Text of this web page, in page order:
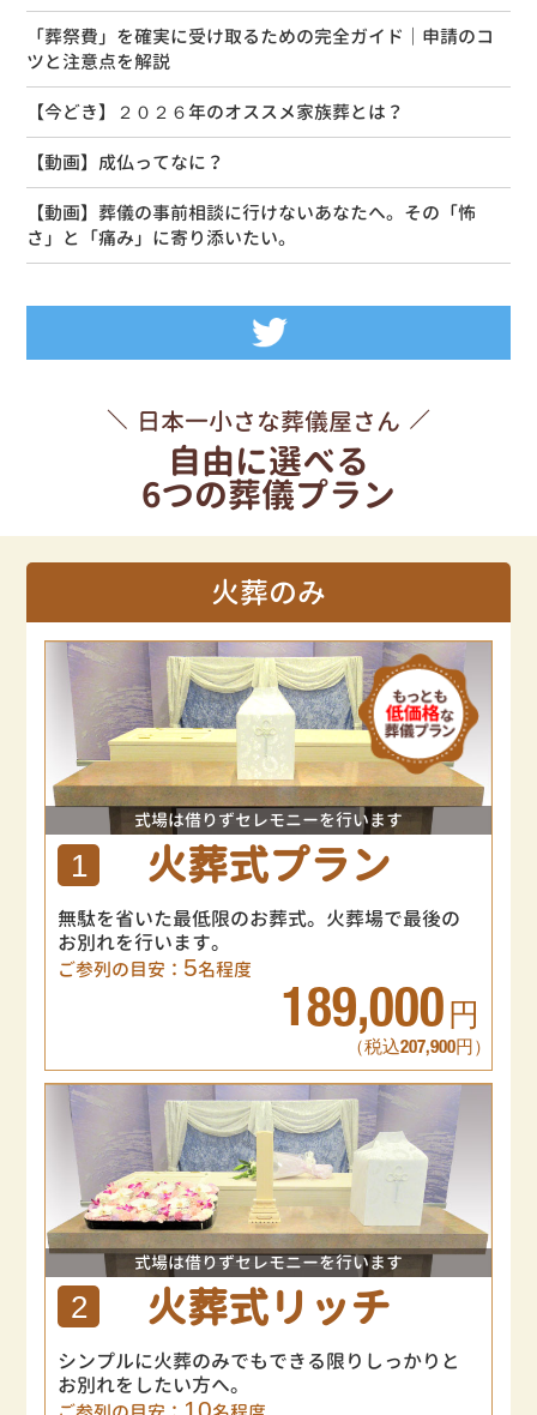
「葬祭費」を確実に受け取るための完全ガイド｜申請のコ
ツと注意点を解説
【今どき】２０２６年のオススメ家族葬とは？
【動画】成仏ってなに？
【動画】葬儀の事前相談に行けないあなたへ。その「怖
さ」と「痛み」に寄り添いたい。
日本一小さな葬儀屋さん
自由に選べる
6つの葬儀プラン
火葬のみ
式場は借りずセレモニーを行います
1 火葬式プラン
無駄を省いた最低限のお葬式。火葬場で最後の
お別れを行います。
ご参列の目安： 5名程度
189,000 円
（税込207,900円）
式場は借りずセレモニーを行います
2 火葬式リッチ
シンプルに火葬のみでもできる限りしっかりと
お別れをしたい方へ。